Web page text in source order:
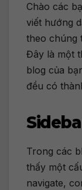
Chào các
viết hướng
theo chúng
Đây là một
blog của
đều có
Trong các
thấy một
navigate,